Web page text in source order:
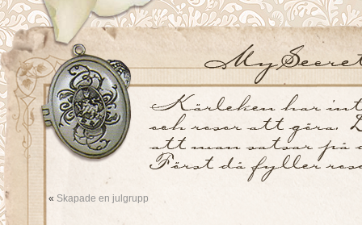
« Skapade en julgrupp